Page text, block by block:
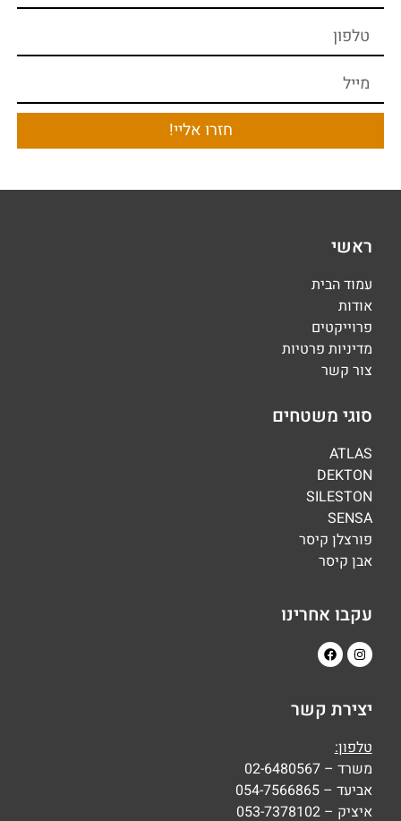
חזרו אליי!
ראשי
עמוד הבית
אודות
פרוייקטים
מדיניות פרטיות
צור קשר
סוגי משטחים
ATLAS
DEKTON
SILESTON
SENSA
פורצלן קיסר
אבן קיסר
עקבו אחרינו
יצירת קשר
טלפון:
משרד – 02-6480567
אביעד – 054-7566865
איציק – 053-7378102